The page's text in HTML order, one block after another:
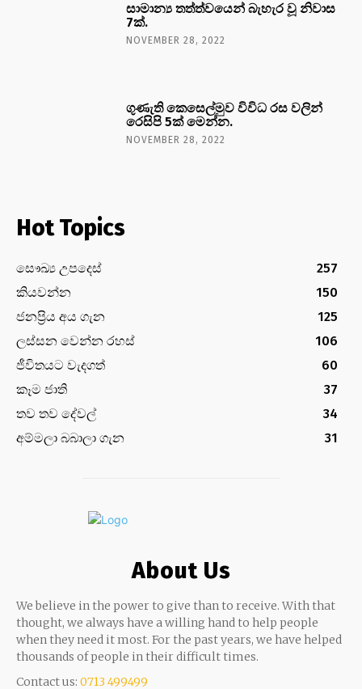
සාමාන්‍ය තත්ත්වයෙන් බැහැර වූ නිවාස
7ක්.
NOVEMBER 28, 2022
ගුණැති කෙසෙල්මුව විවිධ රස වලින්
රෙසිපි 5ක් මෙන්න.
NOVEMBER 28, 2022
Hot Topics
සෞඛ්‍ය උපදෙස්
257
කියවන්න
150
ජනප්‍රිය අය ගැන
125
ලස්සන වෙන්න රහස්
106
ජීවිතයට වැදගත්
60
කෑම ජාති
37
තව තව දේවල්
34
අම්මලා බබාලා ගැන
31
About Us
We believe in the power to give than to receive. With that
thought, we always have a willing hand to help people
when they need it most. For the past years, we have helped
thousands of people in their difficult times.
Contact us: 0713 499499